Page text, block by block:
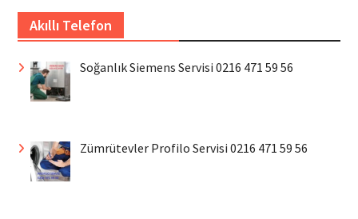
Akıllı Telefon
Soğanlık Siemens Servisi 0216 471 59 56
Zümrütevler Profilo Servisi 0216 471 59 56